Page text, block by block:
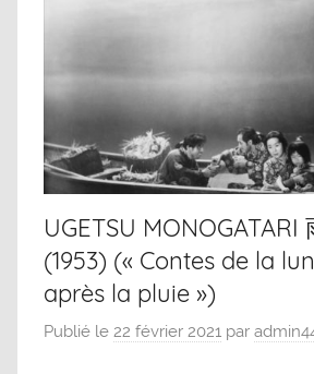
UGETSU MONOGATARI
(1953) (« Contes de la
après la pluie »)
Publié le 22 février 2021 par